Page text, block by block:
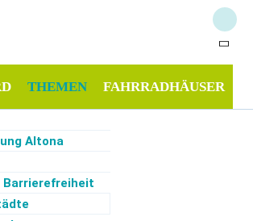
THEMEN
Altona
Barrierefreiheit
FAHRRADHÄUSER